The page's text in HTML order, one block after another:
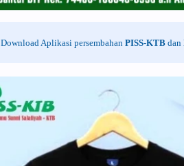
Download Aplikasi persembahan PISS-KTBdan